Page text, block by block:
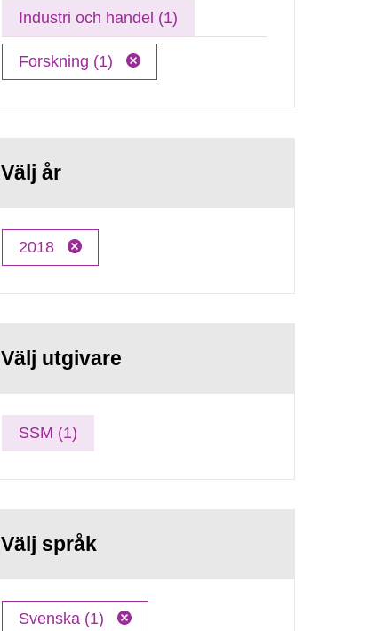
Industri och handel (1)
Forskning (1)
Välj år
2018
Välj utgivare
SSM (1)
Välj språk
Svenska (1)